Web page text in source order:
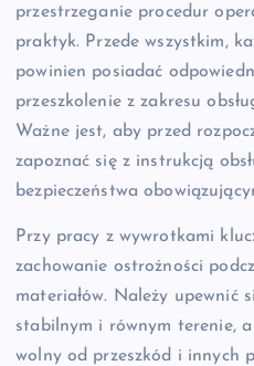
przestrzeganie procedur
praktyk. Przede wszystkim,
powinien posiadać
przeszkolenie z zakresu
Ważne jest, aby przed
zapoznać się z instrukcją
bezpieczeństwa
Przy pracy z wywrotkami
zachowanie ostrożności
materiałów. Należy upewnić
stabilnym i równym terenie,
wolny od przeszkód i innych